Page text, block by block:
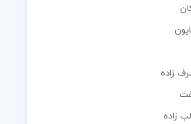
زاده
زاده